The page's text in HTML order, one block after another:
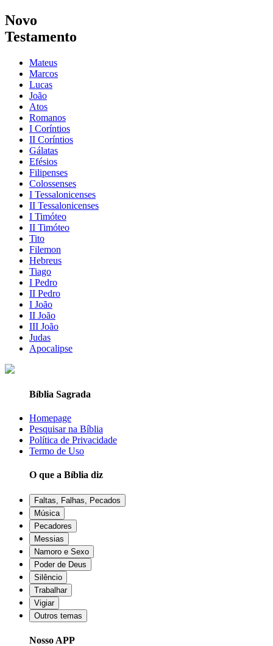
Novo
Testamento
Mateus
Marcos
Lucas
João
Atos
Romanos
I Coríntios
II Coríntios
Gálatas
Efésios
Filipenses
Colossenses
I Tessalonicenses
II Tessalonicenses
I Timóteo
II Timóteo
Tito
Filemon
Hebreus
Tiago
I Pedro
II Pedro
I João
II João
III João
Judas
Apocalipse
Bíblia Sagrada
Homepage
Pesquisar na Bíblia
Política de Privacidade
Termo de Uso
O que a Bíblia diz
Faltas, Falhas, Pecados
Música
Pecadores
Messias
Namoro e Sexo
Poder de Deus
Silêncio
Trabalhar
Vigiar
Outros temas
Nosso APP